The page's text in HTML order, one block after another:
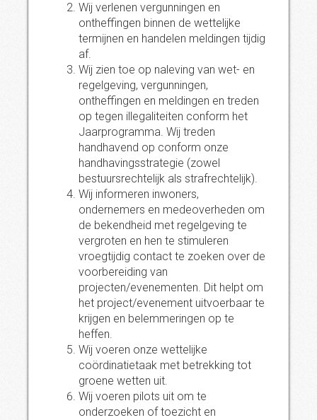
Wij verlenen vergunningen en
ontheffingen binnen de wettelijke
termijnen en handelen meldingen tijdig
af.
Wij zien toe op naleving van wet- en
regelgeving, vergunningen,
ontheffingen en meldingen en treden
op tegen illegaliteiten conform het
Jaarprogramma. Wij treden
handhavend op conform onze
handhavingsstrategie (zowel
bestuursrechtelijk als strafrechtelijk).
Wij informeren inwoners,
ondernemers en medeoverheden om
de bekendheid met regelgeving te
vergroten en hen te stimuleren
vroegtijdig contact te zoeken over de
voorbereiding van
projecten/evenementen. Dit helpt om
het project/evenement uitvoerbaar te
krijgen en belemmeringen op te
heffen.
Wij voeren onze wettelijke
coördinatietaak met betrekking tot
groene wetten uit.
Wij voeren pilots uit om te
onderzoeken of toezicht en